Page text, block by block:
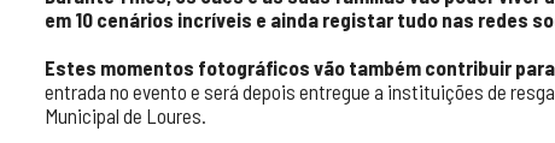
em 10 cenários incríveis e ainda registar tudo nas redes
Estes momentos fotográficos vão também contribuir para
entrada no evento e será depois entregue a instituições de
Municipal de Loures.